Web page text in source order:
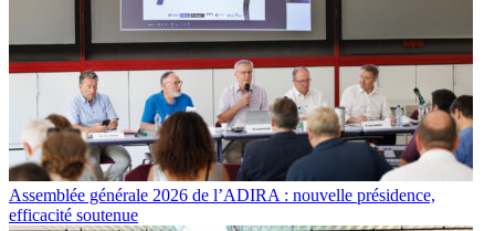
Assemblée générale 2026 de l’ADIRA : nouvelle présidence,
efficacité soutenue